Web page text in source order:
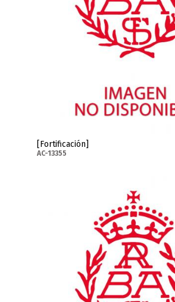
[Fortificación]
AC-13355